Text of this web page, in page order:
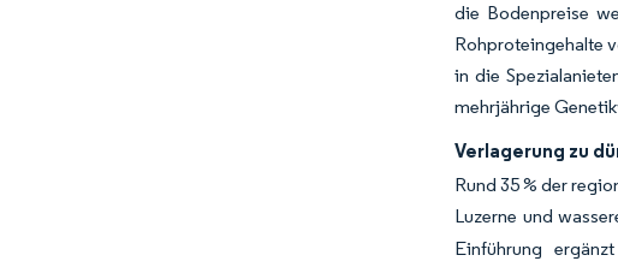
die Bodenpreise
Rohproteingehalte
in die
mehrjährige
Verlagerung zu
Rund 35 % der
Luzerne und
Einführung